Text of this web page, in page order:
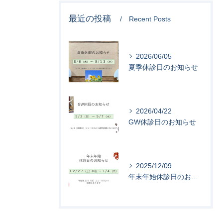
最近の投稿 Recent Posts
2026/06/05
夏季休診日のお知らせ
2026/04/22
GW休診日のお知らせ
2025/12/09